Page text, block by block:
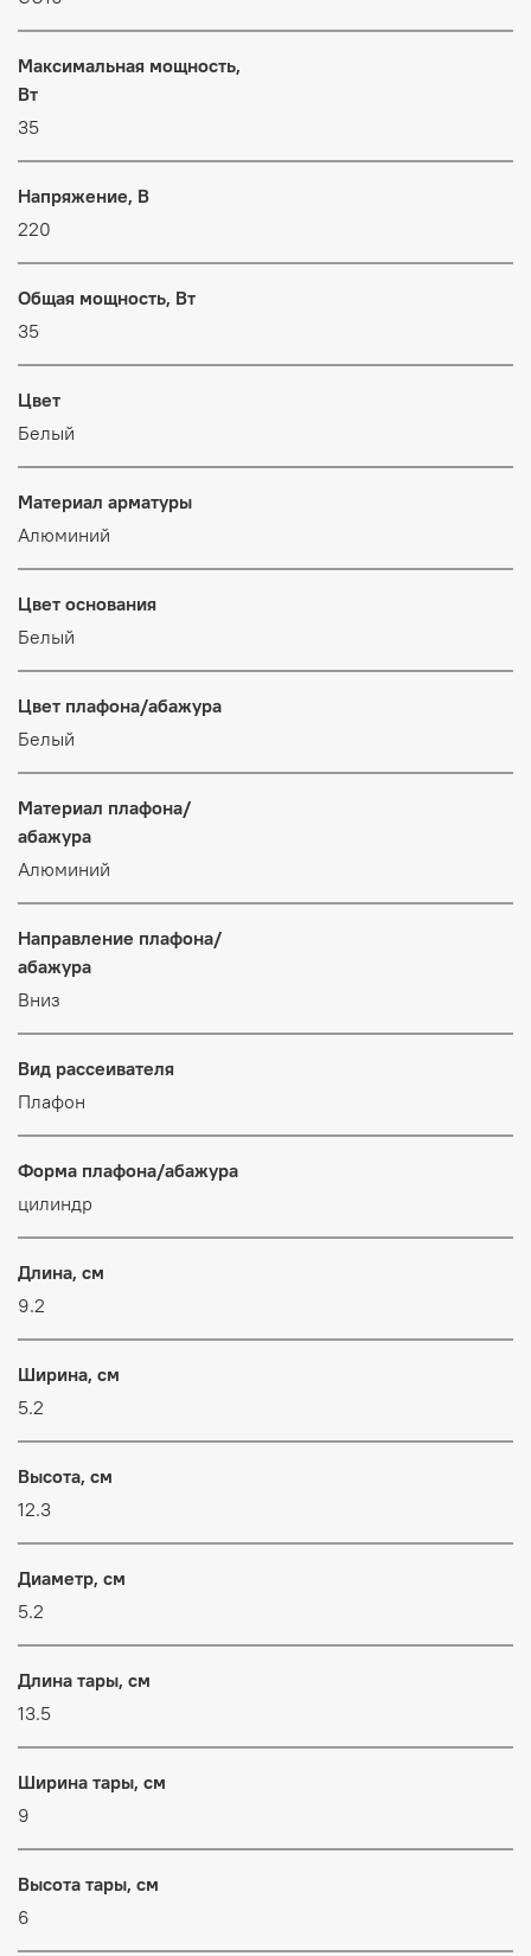
Максимальная мощность,
Вт
35
Напряжение, В
220
Общая мощность, Вт
35
Цвет
Белый
Материал арматуры
Алюминий
Цвет основания
Белый
Цвет плафона/абажура
Белый
Материал плафона/
абажура
Алюминий
Направление плафона/
абажура
Вниз
Вид рассеивателя
Плафон
Форма плафона/абажура
цилиндр
Длина, см
9.2
Ширина, см
5.2
Высота, см
12.3
Диаметр, см
5.2
Длина тары, см
13.5
Ширина тары, см
9
Высота тары, см
6